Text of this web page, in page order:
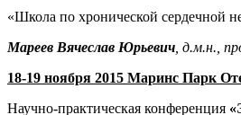
«Школа по хронической сердечной
Мареев Вячеслав Юрьевич , д.м.н.,
18-19 ноября 2015 Маринс Парк
Научно-практическая конференция «